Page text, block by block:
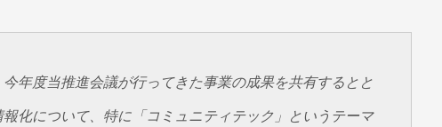
年度当推進会議が行ってきた事業の成果を共有するとと
化について、特に「コミュニティテック」というテーマ